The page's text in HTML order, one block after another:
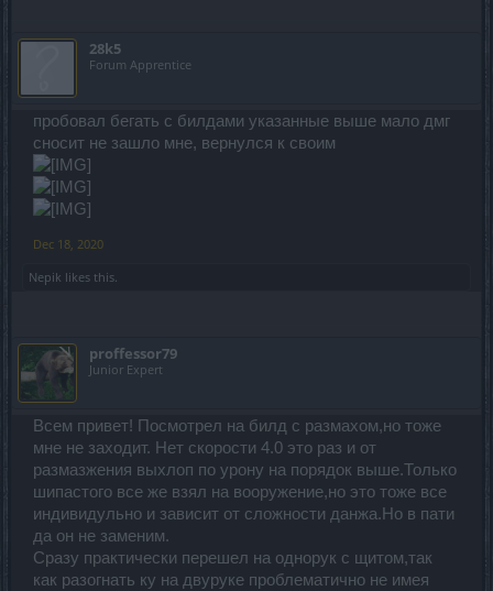
28k5
Forum Apprentice
пробовал бегать с билдами указанные выше мало дмг
сносит не зашло мне, вернулся к своим
Dec 18, 2020
Nepik likes this.
proffessor79
Junior Expert
Всем привет! Посмотрел на билд с размахом,но тоже
мне не заходит. Нет скорости 4.0 это раз и от
размазжения выхлоп по урону на порядок выше.Только
шипастого все же взял на вооружение,но это тоже все
индивидульно и зависит от сложности данжа.Но в пати
да он не заменим.
Сразу практически перешел на однорук с щитом,так
как разогнать ку на двуруке проблематично не имея